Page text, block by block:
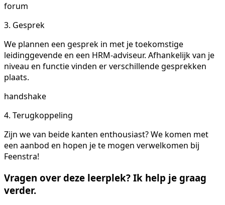
forum
3. Gesprek
We plannen een gesprek in met je toekomstige
leidinggevende en een HRM-adviseur. Afhankelijk van je
niveau en functie vinden er verschillende gesprekken
plaats.
handshake
4. Terugkoppeling
Zijn we van beide kanten enthousiast? We komen met
een aanbod en hopen je te mogen verwelkomen bij
Feenstra!
Vragen over deze leerplek? Ik help je graag
verder.